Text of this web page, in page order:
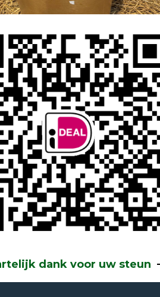
dank voor uw steun